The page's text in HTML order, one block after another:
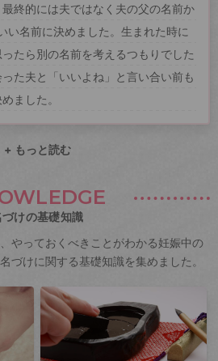
終的には夫ではなく夫の父の名前か
い名前に決めました。生まれた時に
たら別の名前を考えるつもりでした
た夫と「いいよね」と言い合い前も
ました。
+ もっと読む
づけの基礎知識
やっておくべきことがわかる妊娠中の
づけに関する基礎知識を集めました。